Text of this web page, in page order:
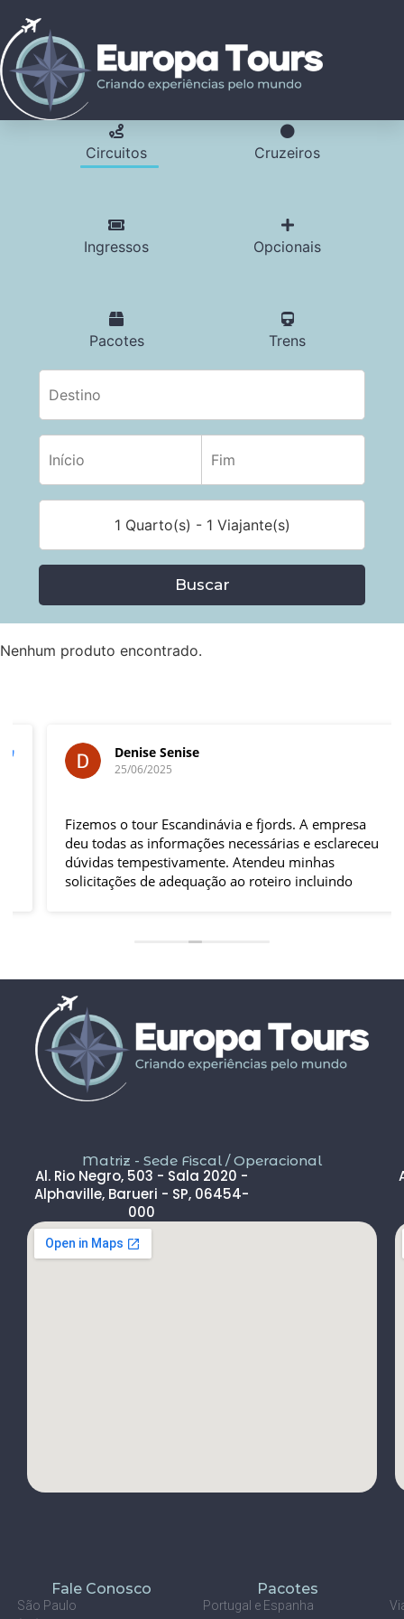
Circuitos Cruzeiros
Ingressos Opcionais
Pacotes Trens
1 Quarto(s) - 1 Viajante(s)
Buscar
Nenhum produto encontrado.
Denise Senise
25/06/2025
Fizemos o tour Escandinávia e fjords. A empresa
deu todas as informações necessárias e esclareceu
dúvidas tempestivamente. Atendeu minhas
solicitações de adequação ao roteiro incluindo
foram excelentes, o guia acompanhante muito
viagem com empresa.
Matriz - Sede Fiscal / Operacional
Al. Rio Negro, 503 - Sala 2020 -
Alphaville, Barueri - SP, 06454-
000
Fale Conosco
São Paulo
Pacotes
Portugal e Espanha